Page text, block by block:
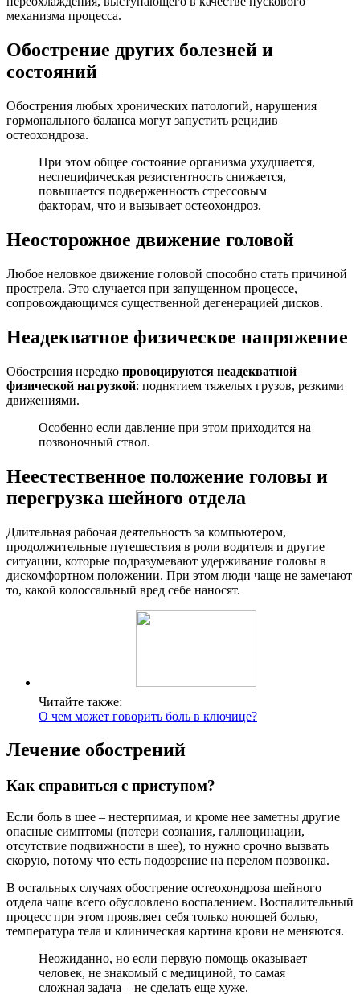
механизма процесса.
Обострение других болезней и
состояний
Обострения любых хронических патологий, нарушения
гормонального баланса могут запустить рецидив
остеохондроза.
При этом общее состояние организма ухудшается,
неспецифическая резистентность снижается,
повышается подверженность стрессовым
факторам, что и вызывает остеохондроз.
Неосторожное движение головой
Любое неловкое движение головой способно стать причиной
прострела. Это случается при запущенном процессе,
сопровождающимся существенной дегенерацией дисков.
Неадекватное физическое напряжение
Обострения нередко провоцируются неадекватной
физической нагрузкой: поднятием тяжелых грузов, резкими
движениями.
Особенно если давление при этом приходится на
позвоночный ствол.
Неестественное положение головы и
перегрузка шейного отдела
Длительная рабочая деятельность за компьютером,
продолжительные путешествия в роли водителя и другие
ситуации, которые подразумевают удерживание головы в
дискомфортном положении. При этом люди чаще не замечают
то, какой колоссальный вред себе наносят.
Читайте также:
О чем может говорить боль в ключице?
Лечение обострений
Как справиться с приступом?
Если боль в шее – нестерпимая, и кроме нее заметны другие
опасные симптомы (потери сознания, галлюцинации,
отсутствие подвижности в шее), то нужно срочно вызвать
скорую, потому что есть подозрение на перелом позвонка.
В остальных случаях обострение остеохондроза шейного
отдела чаще всего обусловлено воспалением. Воспалительный
процесс при этом проявляет себя только ноющей болью,
температура тела и клиническая картина крови не меняются.
Неожиданно, но если первую помощь оказывает
человек, не знакомый с медициной, то самая
сложная задача – не сделать еще хуже.